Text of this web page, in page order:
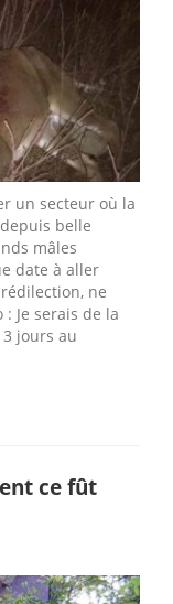
un secteur où la
belle
mâles
date à aller
ne
Je serais de la
jours au
ce fût